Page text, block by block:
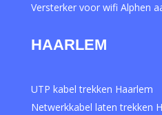
Versterker voor wifi Alphen
HAARLEM
UTP kabel trekken Haarlem
Netwerkkabel laten trekken